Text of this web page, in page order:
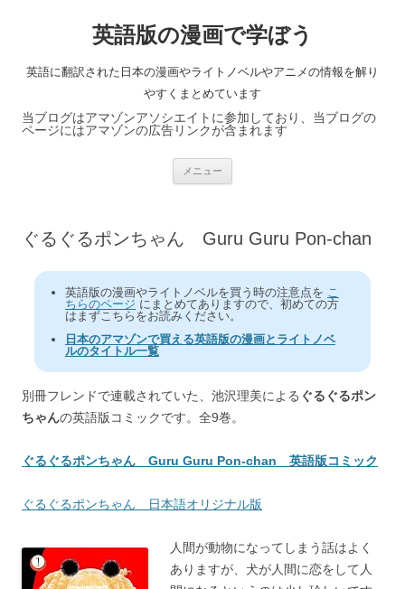
英語版の漫画で学ぼう
英語に翻訳された日本の漫画やライトノベルやアニメの情報を解り
やすくまとめています
当ブログはアマゾンアソシエイトに参加しており、当ブログの
ページにはアマゾンの広告リンクが含まれます
メニュー
ス
ぐるぐるポンちゃん Guru Guru Pon-chan
英語版の漫画やライトノベルを買う時の注意点を こ
ちらのページ にまとめてありますので、初めての方
はまずこちらをお読みください。
日本のアマゾンで買える英語版の漫画とライトノベ
ルのタイトル一覧
別冊フレンドで連載されていた、池沢理美による ぐるぐるポン
ちゃんの英語版コミックです。全9巻。
ぐるぐるポンちゃん Guru Guru Pon-chan 英語版コミック
ぐるぐるポンちゃん 日本語オリジナル版
人間が動物になってしまう話はよく
ありますが、犬が人間に恋をして人